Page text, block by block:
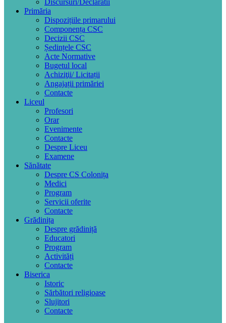
Primăria
Dispozițiile primarului
Componența CSC
Decizii CSC
Ședințele CSC
Acte Normative
Bugetul local
Achiziţii/ Licitații
Angajații primăriei
Contacte
Liceul
Profesori
Orar
Evenimente
Contacte
Despre Liceu
Examene
Sănătate
Despre CS Colonița
Medici
Program
Servicii oferite
Contacte
Grădinița
Despre grădiniță
Educatori
Program
Activități
Contacte
Biserica
Istoric
Sărbători religioase
Slujitori
Contacte